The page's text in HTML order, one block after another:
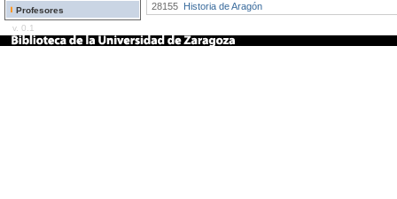
Profesores
v. 0.1
28155 Historia de Aragón